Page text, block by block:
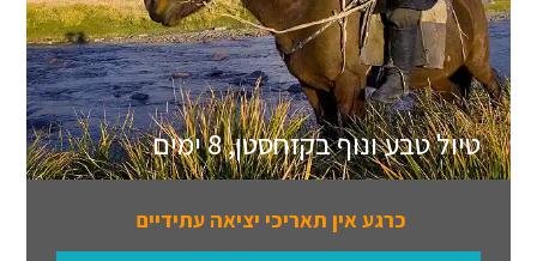
טיול טבע ונוף בקזחסטן, 8 ימים
כרגע אין תאריכי יציאה עתידיים